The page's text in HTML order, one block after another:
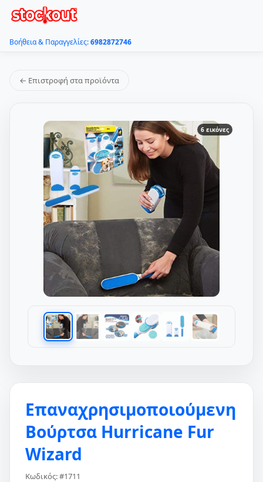
Βοήθεια & Παραγγελίες:6982872746
← Επιστροφή στα προϊόντα
6 εικόνες
Επαναχρησιμοποιούμενη
Βούρτσα Hurricane Fur
Wizard
Κωδικός: #1711